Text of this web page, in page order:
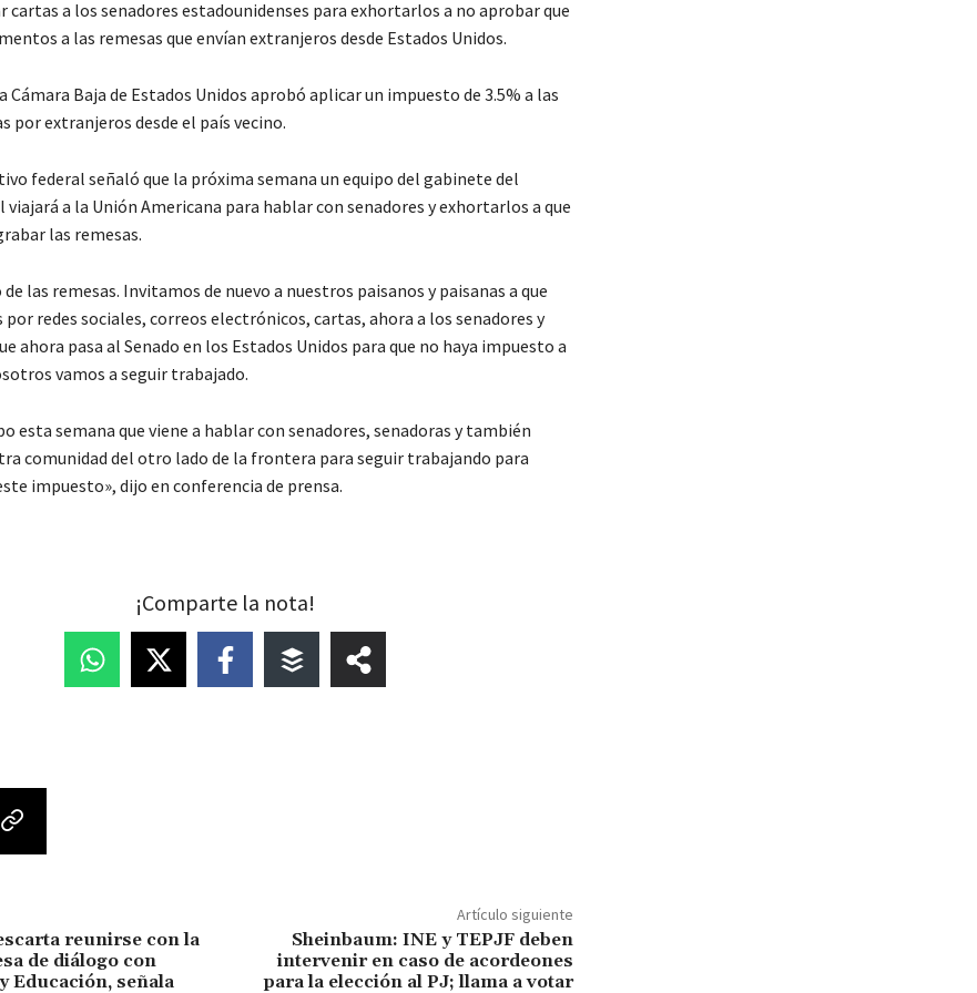
cartas a los senadores estadounidenses para exhortarlos a no aprobar que
a las remesas que envían extranjeros desde Estados Unidos.
Cámara Baja de Estados Unidos aprobó aplicar un impuesto de 3.5% a las
por extranjeros desde el país vecino.
federal señaló que la próxima semana un equipo del gabinete del
a la Unión Americana para hablar con senadores y exhortarlos a que
las remesas.
las remesas. Invitamos de nuevo a nuestros paisanos y paisanas a que
por redes sociales, correos electrónicos, cartas, ahora a los senadores y
ahora pasa al Senado en los Estados Unidos para que no haya impuesto a
vamos a seguir trabajado.
esta semana que viene a hablar con senadores, senadoras y también
comunidad del otro lado de la frontera para seguir trabajando para
impuesto», dijo en conferencia de prensa.
¡Comparte la nota!
reunirse con la
de diálogo con
Educación, señala
Artículo siguiente
Sheinbaum: INE y TEPJF deben
intervenir en caso de acordeones
para la elección al PJ; llama a votar